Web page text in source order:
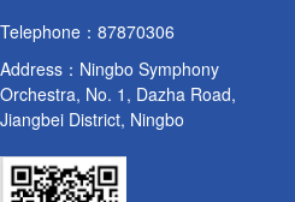
Telephone：87870306
Address：Ningbo Symphony
Orchestra, No. 1, Dazha Road,
Jiangbei District, Ningbo